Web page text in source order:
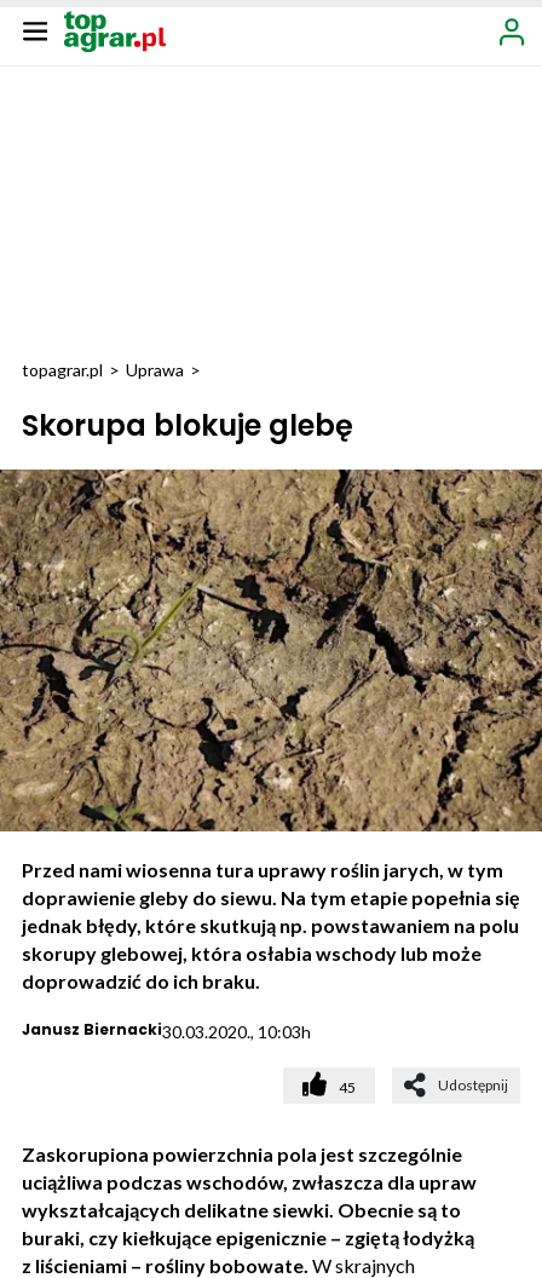
topagrar.pl > Uprawa >
Skorupa blokuje glebę
Przed nami wiosenna tura uprawy roślin jarych, w tym
doprawienie gleby do siewu. Na tym etapie popełnia się
jednak błędy, które skutkują np. powstawaniem na polu
skorupy glebowej, która osłabia wschody lub może
doprowadzić do ich braku.
Janusz Biernacki30.03.2020., 10:03h
45 Udostępnij
Zaskorupiona powierzchnia pola jest szczególnie
uciążliwa podczas wschodów, zwłaszcza dla upraw
wykształcających delikatne siewki. Obecnie są to
buraki, czy kiełkujące epigenicznie – zgiętą łodyżką
z liścieniami – rośliny bobowate. W skrajnych